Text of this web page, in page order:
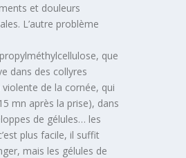
et douleurs
L’autre problème
que
dans des collyres
de la cornée, qui
mn après la prise), dans
de gélules… les
plus facile, il suffit
mais les gélules de